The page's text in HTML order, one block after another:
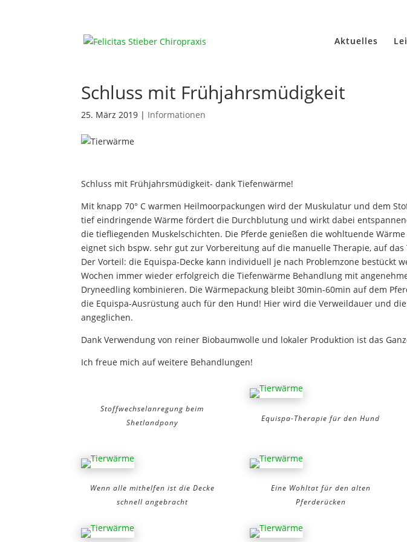
Aktuelles
Schluss mit Frühjahrsmüdigkeit
25. März 2019 | Informationen
Schluss mit Frühjahrsmüdigkeit- dank Tiefenwärme!
Mit knapp 70° C warmen Heilmoorpackungen wird der Muskulatur und dem
tief eindringende Wärme fördert die Durchblutung und wirkt dabei
die tiefliegenden Muskelschichten. Die Pferde genießen die wohltuende
eignet sich bspw. sehr gut zur Vorbereitung auf die manuelle Therapie, auf
Der Vorteil: die Equispa-Decke kann individuell je nach Problemzone bestückt
Wochen immer wieder erfolgreich die Tiefenwärme Behandlung mit
Dryneedling kombinieren. Die Wärmepackung bleibt 30min-60min auf dem
die Equispa-Ausrüstung auch für den Hund! Hier wird die Verweildauer und
angeglichen.
Dank Verwendung von reiner Biobaumwolle und lokaler Produktion ist das
Ich freue mich auf weitere Behandlungen!
Stoffwechselanregung beim
Shetlandpony
Equispa-Therapie für den Hund
Wenn alle mithelfen ist die Decke
schnell angebracht
Eine Wohltat für den alten
Pferderücken